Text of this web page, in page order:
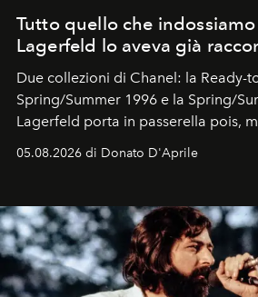
Tutto quello che
Lagerfeld lo aveva già
Due collezioni di Chanel: la Ready-
Spring/Summer 1996 e la Spring/
Lagerfeld porta in passerella pois,
Kate, Claudia e Carla una dietro
uno dei documenti più
05.08.2026 di Donato D'Aprile